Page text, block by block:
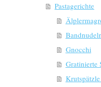
Pastagerichte
Gnocchi
Gratinierte